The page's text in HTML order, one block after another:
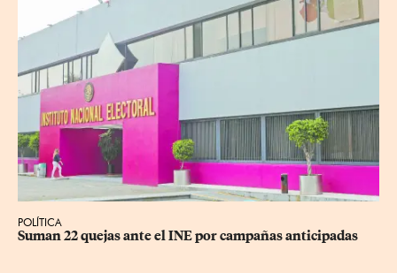
POLÍTICA
Suman 22 quejas ante el INE por campañas anticipadas